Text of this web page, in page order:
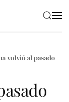
volvió al pasado